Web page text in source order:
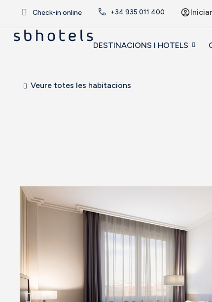
Check-in online +34 935 011 400
DESTINACIONS I HOTELS
Veure totes les habitacions